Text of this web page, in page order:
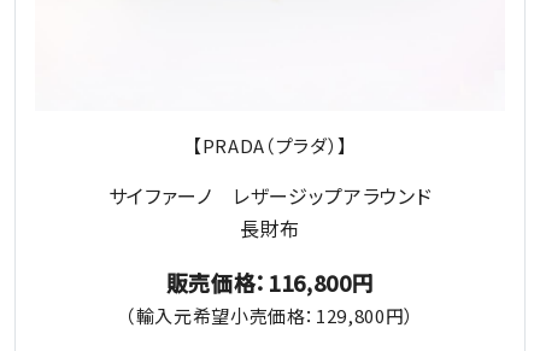
【PRADA（プラダ）】
サイファーノ レザージップアラウンド
長財布
販売価格：116,800円
（輸入元希望小売価格：129,800円）